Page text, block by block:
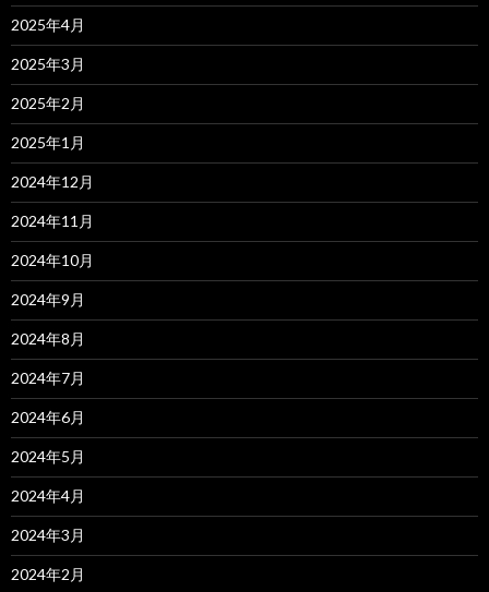
2025年4月
2025年3月
2025年2月
2025年1月
2024年12月
2024年11月
2024年10月
2024年9月
2024年8月
2024年7月
2024年6月
2024年5月
2024年4月
2024年3月
2024年2月